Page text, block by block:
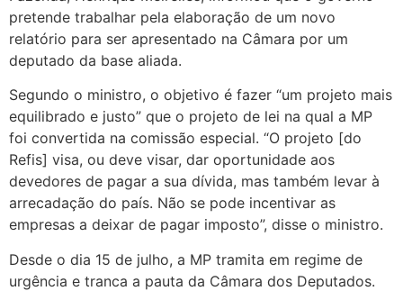
pretende trabalhar pela elaboração de um novo
relatório para ser apresentado na Câmara por um
deputado da base aliada.
Segundo o ministro, o objetivo é fazer “um projeto mais
equilibrado e justo” que o projeto de lei na qual a MP
foi convertida na comissão especial. “O projeto [do
Refis] visa, ou deve visar, dar oportunidade aos
devedores de pagar a sua dívida, mas também levar à
arrecadação do país. Não se pode incentivar as
empresas a deixar de pagar imposto”, disse o ministro.
Desde o dia 15 de julho, a MP tramita em regime de
urgência e tranca a pauta da Câmara dos Deputados.